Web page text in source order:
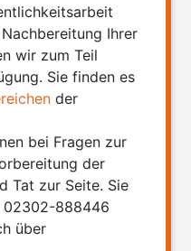
Ihrer
wir zum Teil
Sie finden es
der
bei Fragen zur
der
Tat zur Seite. Sie
02302-888446
über